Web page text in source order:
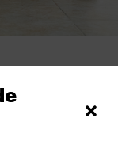
refugiadas